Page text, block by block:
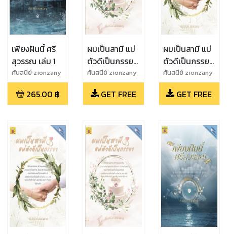
เพียงฝันนี้ ศรี
สุวรรณ เล่ม 1
ศันสนีย์ zionzany
265.00 ฿
ผมเป็นสามี แม่
ตัวดีเป็นภรรยา
เล่ม 2 (ทดลอง
อ่านฟรี)
ศันสนีย์ zionzany
GET FREE
ผมเป็นสามี แม่
ตัวดีเป็นภรรยา
เล่ม 1 (ทดลอง
อ่านฟรี)
ศันสนีย์ zionzany
GET FREE